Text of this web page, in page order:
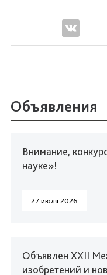
Объявления
Внимание,
науке»!
27 июля 2026
Объявлен XXII
изобретений и